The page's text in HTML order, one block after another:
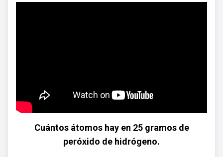
Cuántos átomos hay en 25 gramos de
peróxido de hidrógeno.